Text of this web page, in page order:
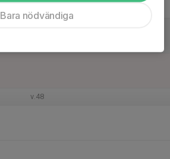
v.48
Bara nödvändiga